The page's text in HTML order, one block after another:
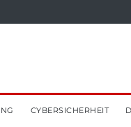
CYBERSICHERHEIT